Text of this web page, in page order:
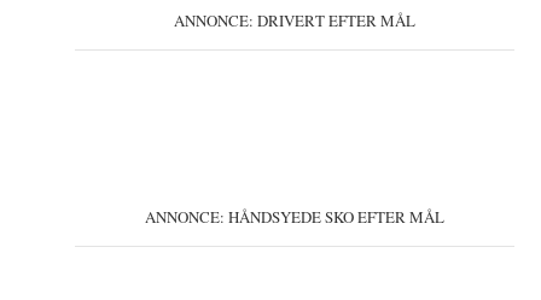
ANNONCE: DRIVERT EFTER MÅL
ANNONCE: HÅNDSYEDE SKO EFTER MÅL